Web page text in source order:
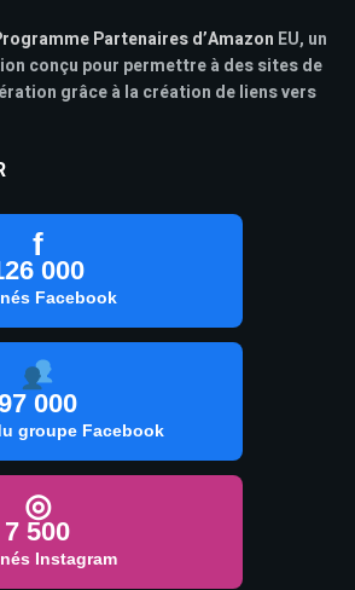
Partenaires d’Amazon EU, un
conçu pour permettre à des sites de
grâce à la création de liens vers
f
000
Facebook
000
groupe Facebook
◎
7 500
Instagram